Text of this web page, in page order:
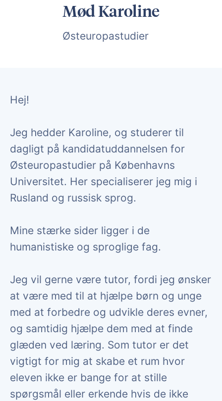
Mød Karoline
Østeuropastudier
Hej!
Jeg hedder Karoline, og studerer til
dagligt på kandidatuddannelsen for
Østeuropastudier på Københavns
Universitet. Her specialiserer jeg mig i
Rusland og russisk sprog.
Mine stærke sider ligger i de
humanistiske og sproglige fag.
Jeg vil gerne være tutor, fordi jeg ønsker
at være med til at hjælpe børn og unge
med at forbedre og udvikle deres evner,
og samtidig hjælpe dem med at finde
glæden ved læring. Som tutor er det
vigtigt for mig at skabe et rum hvor
eleven ikke er bange for at stille
spørgsmål eller erkende hvis de ikke